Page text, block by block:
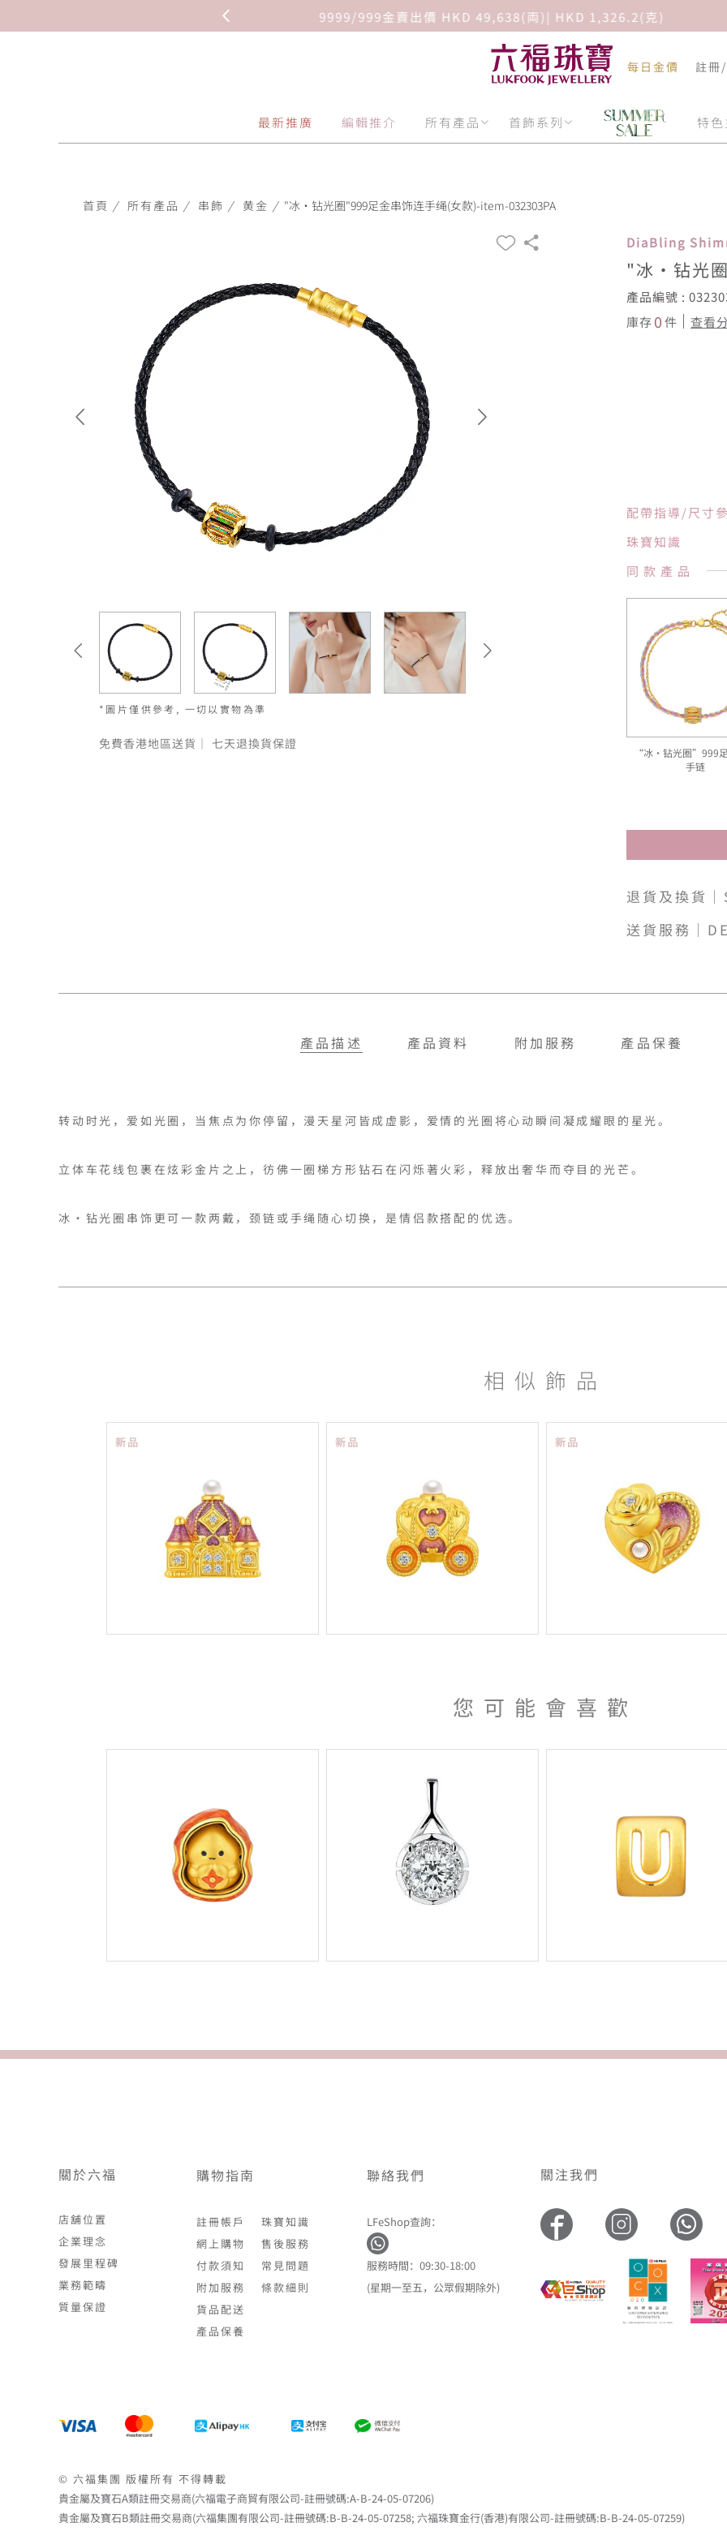
限時免費香港地區送貨｜立即選購
每日金價 註冊
最新推廣 編輯推介 所有產品 首飾系列 特
首頁 / 所有產品 / 串飾 / 黄金 / "冰‧钻光圈"999足金串饰连手绳(女款)-item-032303PA
*圖片僅供參考, 一切以實物為準
免費香港地區送貨｜ 七天退換貨保證
DiaBling
"冰‧钻光
產品編號 :
庫存0件 查看
配帶指導/尺寸
珠寶知識
同款產品
“冰‧钻光圈”999
手链
退貨及換貨
送貨服務｜
產品描述 產品資料 附加服務 產品保養
转动时光，爱如光圈，当焦点为你停留，漫天星河皆成虚影，爱情的光圈将心动瞬间凝成耀眼的星光。
立体车花线包裹在炫彩金片之上，彷佛一圈梯方形钻石在闪烁著火彩，释放出奢华而夺目的光芒。
冰‧钻光圈串饰更可一款两戴，颈链或手绳随心切换，是情侣款搭配的优选。
相似飾品
新品 新品 新品
您可能會喜歡
關於六福
店舖位置
企業理念
發展里程碑
業務範疇
質量保證
購物指南
註冊帳戶
網上購物
付款須知
附加服務
貨品配送
產品保養
珠寶知識
售後服務
常見問題
條款細則
聯絡我們
LFeShop查詢：
服務時間：09:30-18:00
(星期一至五，公眾假期除外)
關注我們
© 六福集團 版權所有 不得轉載
貴金屬及寶石A類註冊交易商(六福電子商貿有限公司-註冊號碼:A-B-24-05-07206)
貴金屬及寶石B類註冊交易商(六福集團有限公司-註冊號碼:B-B-24-05-07258; 六福珠寶金行(香港)有限公司-註冊號碼:B-B-24-05-07259)